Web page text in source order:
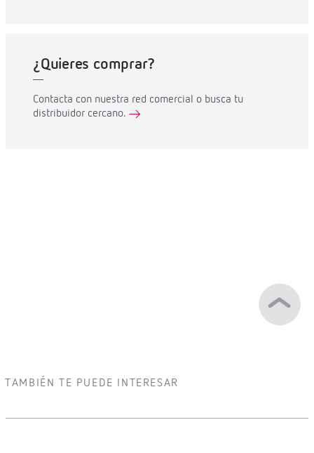
¿Quieres comprar?
Contacta con nuestra red comercial o busca tu
distribuidor cercano.
TAMBIÉN TE PUEDE INTERESAR